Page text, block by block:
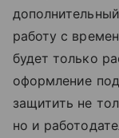
дополнительный
работу с
будет только
оформление
защитить не
но и